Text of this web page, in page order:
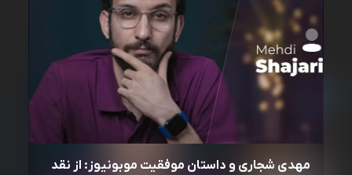
مهدی شجاری و داستان موفقیت موبونیوز: از نقد